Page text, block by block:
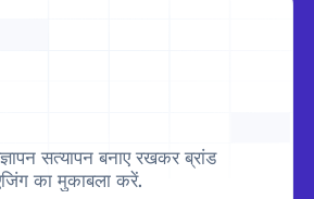
सत्यापन बनाए रखकर ब्रांड
का मुकाबला करें.